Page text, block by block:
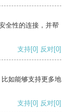
全性的连接，并帮
支持[0] 反对[0]
如能够支持更多地
支持[0] 反对[0]